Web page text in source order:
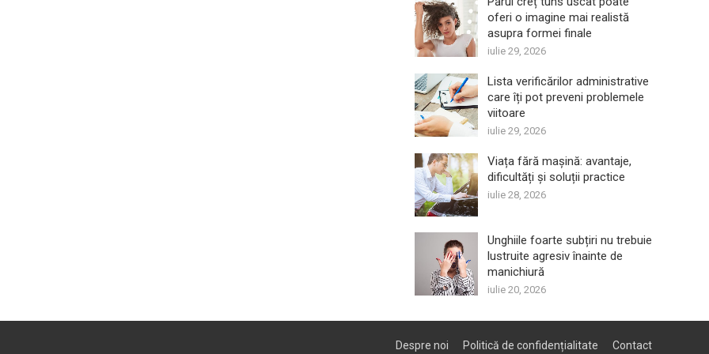
oferi o imagine mai realistă
asupra formei finale
iulie 29, 2026
Lista verificărilor administrative
care îți pot preveni problemele
viitoare
iulie 29, 2026
Viața fără mașină: avantaje,
dificultăți și soluții practice
iulie 28, 2026
Unghiile foarte subțiri nu trebuie
lustruite agresiv înainte de
manichiură
iulie 20, 2026
Despre noi Politică de confidențialitate Contact